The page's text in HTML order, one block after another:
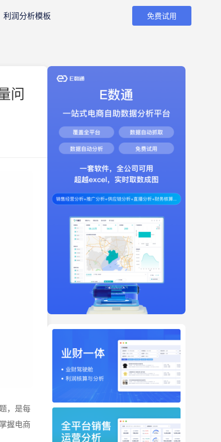
利润分析模板 免费试用
问
，是每
握电商